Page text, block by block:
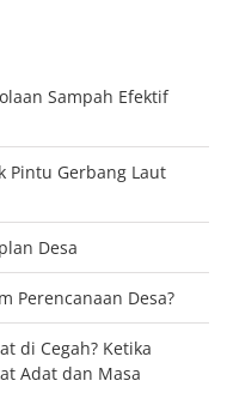
Sampah Efektif
Pintu Gerbang Laut
Desa
Perencanaan Desa?
di Cegah? Ketika
Adat dan Masa